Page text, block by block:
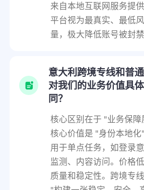
来自本地互联网服务提
平台视为最真实、最低
量，极大降低账号被封
意大利跨境专线和普通
对我们的业务价值具
同？
核心区别在于 "业务保障
核心价值是 "身份本地化
用于单点任务，如登录
监测、内容访问。价格
质量和稳定性。跨境专